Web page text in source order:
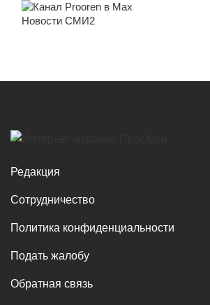
Новости СМИ2
Редакция
Сотрудничество
Политика конфиденциальности
Подать жалобу
Обратная связь